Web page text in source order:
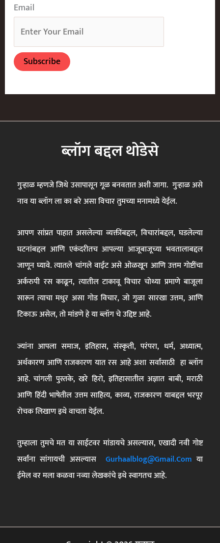
Email
ब्लॉग बद्दल थोडेसे
गुऱ्हाळ म्हणजे जिथे उसापासून गूळ बनवतात अशी जागा. गुऱ्हाळ असे
नाव या ब्लॉग ला का बरे असा विचार तुमच्या मनामध्ये येईल.
आपण सांप्रत पाहात असलेल्या व्यक्तींबद्दल, विचारांबद्दल, घडलेल्या
घटनांबद्दल आणि एकंदरीतच आपल्या आजूबाजूच्या भवतालाबद्दल
जाणून घ्यावे. त्यातले चांगले वाईट असे ओळखून आणि उत्तम गोष्टींचा
अर्करुपी रस काढून, त्यातील टाकावू विचार चोथ्या प्रमाणे बाजूला
सारून त्याचा मधुर असा गोड विचार, जो गुळा सारखा उत्तम, आणि
टिकाऊ असेल, तो मांडणे हे या ब्लॉग चे उद्दिष्ट आहे.
ज्यांना आपला समाज, इतिहास, संस्कृती, परंपरा, धर्म, अध्यात्म,
अर्थकारण आणि राजकारण यात रस आहे अशा सर्वांसाठी हा ब्लॉग
आहे. चांगली पुस्तके, खरे हिरो, इतिहासातील अज्ञात बाबी, मराठी
आणि हिंदी भाषेतील उत्तम साहित्य, काव्य, राजकारण याबद्दल भरपूर
रोचक लिखाण इथे वाचता येईल.
तुम्हाला तुमचे मत या साईटवर मांडायचे असल्यास, एखादी नवी गोष्ट
सर्वांना सांगायची असल्यास Gurhaalblog@gmail.com या
ईमेल वर मला कळवा नव्या लेखकांचे इथे स्वागतच आहे.